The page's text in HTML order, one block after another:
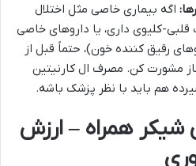
اگه بیماری خاصی مثل اختلال
قلبی-کلیوی داری، یا داروهای خاصی
رقیق کننده خون)، حتماً قبل از
مشورت کن. مصرف ال کارنیتین
هم باید با نظر پزشک باشه.
همراه – ارزش